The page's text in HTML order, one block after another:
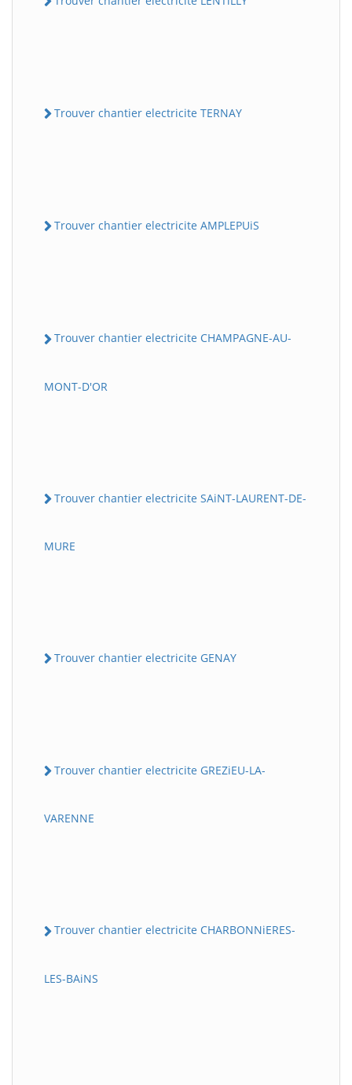
Trouver chantier electricite TERNAY
Trouver chantier electricite AMPLEPUiS
Trouver chantier electricite CHAMPAGNE-AU-
MONT-D'OR
Trouver chantier electricite SAiNT-LAURENT-DE-
MURE
Trouver chantier electricite GENAY
Trouver chantier electricite GREZiEU-LA-
VARENNE
Trouver chantier electricite CHARBONNiERES-
LES-BAiNS